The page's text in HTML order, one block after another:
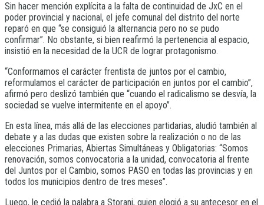
Sin hacer mención explícita a la falta de continuidad de JxC en el
poder provincial y nacional, el jefe comunal del distrito del norte
reparó en que “se consiguió la alternancia pero no se pudo
confirmar”. No obstante, si bien reafirmó la pertenencia al espacio,
insistió en la necesidad de la UCR de lograr protagonismo.
“Conformamos el carácter frentista de juntos por el cambio,
reformulamos el carácter de participación en juntos por el cambio”,
afirmó pero deslizó también que “cuando el radicalismo se desvía, la
sociedad se vuelve intermitente en el apoyo”.
En esta línea, más allá de las elecciones partidarias, aludió también al
debate y a las dudas que existen sobre la realización o no de las
elecciones Primarias, Abiertas Simultáneas y Obligatorias: “Somos
renovación, somos convocatoria a la unidad, convocatoria al frente
del Juntos por el Cambio, somos PASO en todas las provincias y en
todos los municipios dentro de tres meses”.
Luego, le cedió la palabra a Storani, quien elogió a su antecesor en el